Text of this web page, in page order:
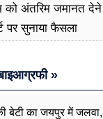
को अंतरिम जमानत
पर सुनाया फैसला
»
बेटी का जयपुर में